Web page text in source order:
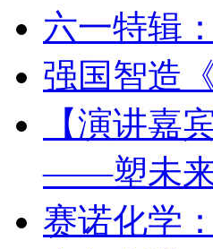
六一特辑
强国智造
【演讲嘉
——塑未来
赛诺化学